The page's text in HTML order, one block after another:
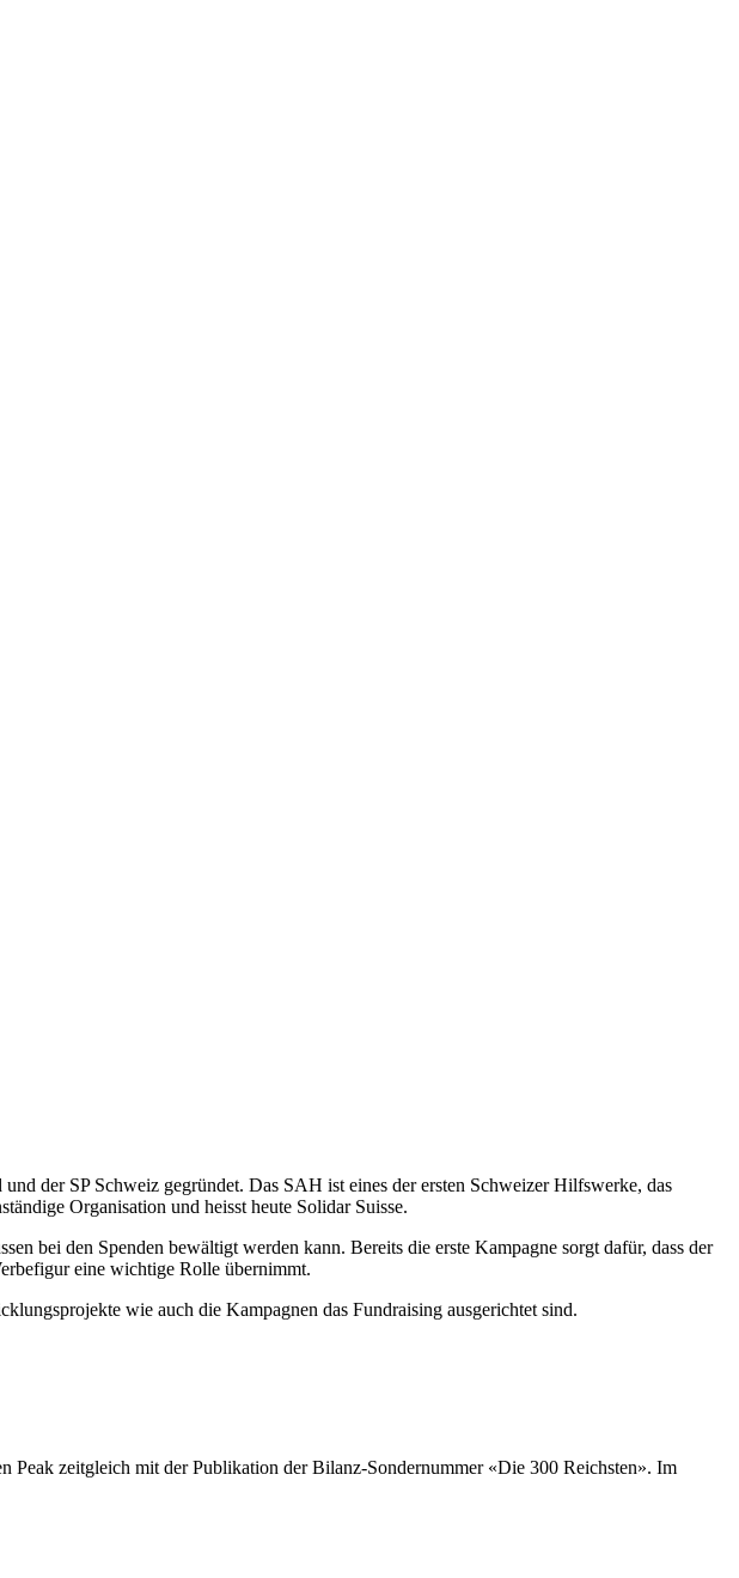
der SP Schweiz gegründet. Das SAH ist eines der ersten Schweizer Hilfswerke, das
Organisation und heisst heute Solidar Suisse.
bei den Spenden bewältigt werden kann. Bereits die erste Kampagne sorgt dafür, dass der
eine wichtige Rolle übernimmt.
wie auch die Kampagnen das Fundraising ausgerichtet sind.
Peak zeitgleich mit der Publikation der Bilanz-Sondernummer «Die 300 Reichsten». Im